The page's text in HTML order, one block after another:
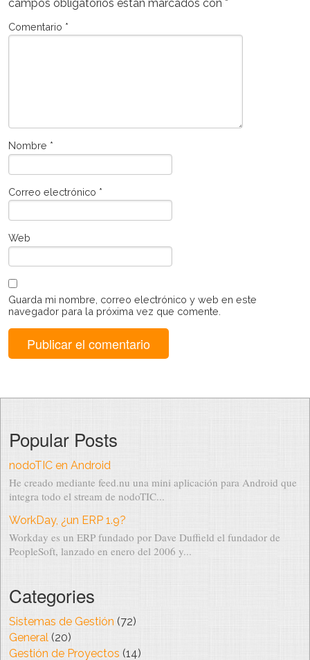
campos obligatorios están marcados con *
Comentario *
Nombre *
Correo electrónico *
Web
Guarda mi nombre, correo electrónico y web en este
navegador para la próxima vez que comente.
Popular Posts
nodoTIC en Android
He creado mediante feed.nu una mini aplicación para Android que
integra todo el stream de nodoTIC...
WorkDay, ¿un ERP 1.9?
Workday es un ERP fundado por Dave Duffield el fundador de
PeopleSoft, lanzado en enero del 2006 y...
Categories
Sistemas de Gestión (72)
General(20)
Gestión de Proyectos (14)